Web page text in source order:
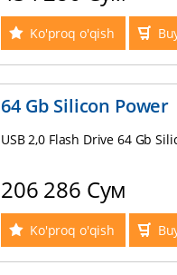
Ko'proq o'qish
64 Gb Silicon Power
USB 2,0 Flash Drive 64 Gb
206 286 Сум
Ko'proq o'qish